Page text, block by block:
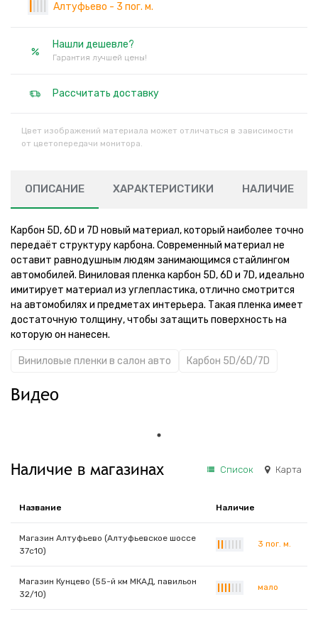
Алтуфьево - 3 пог. м.
Нашли дешевле?
Гарантия лучшей цены!
Рассчитать доставку
Цвет изображений материала может отличаться в зависимости
от цветопередачи монитора.
ОПИСАНИЕ ХАРАКТЕРИСТИКИ НАЛИЧИЕ
Карбон 5D, 6D и 7D новый материал, который наиболее точно
передаёт структуру карбона. Современный материал не
оставит равнодушным людям занимающимся стайлингом
автомобилей. Виниловая пленка карбон 5D, 6D и 7D, идеально
имитирует материал из углепластика, отлично смотрится
на автомобилях и предметах интерьера. Такая пленка имеет
достаточную толщину, чтобы затащить поверхность на
которую он нанесен.
Виниловые пленки в салон авто Карбон 5D/6D/7D
Видео
Наличие в магазинах Список Карта
Название Наличие
Магазин Алтуфьево (Алтуфьевское шоссе
37с10)
3 пог. м.
Магазин Кунцево (55-й км МКАД, павильон
32/10)
мало